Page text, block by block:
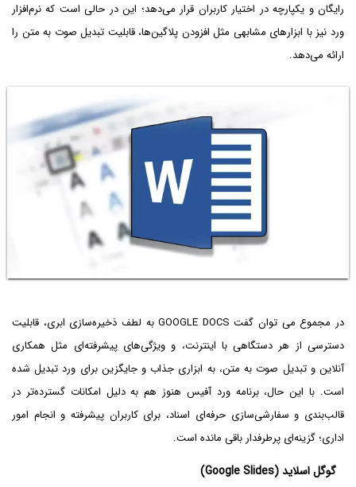
رایگان و یکپارچه در اختیار کاربران قرار می‌دهد؛ این در حالی است که نرم‌افزار
ورد نیز با ابزارهای مشابهی مثل افزودن پلاگین‌ها، قابلیت تبدیل صوت به متن را
ارائه می‌دهد.
در مجموع می توان گفت GOOGLE DOCS به لطف ذخیره‌سازی ابری، قابلیت
دسترسی از هر دستگاهی با اینترنت، و ویژگی‌های پیشرفته‌ای مثل همکاری
آنلاین و تبدیل صوت به متن، به ابزاری جذاب و جایگزین برای ورد تبدیل شده
است. با این حال، برنامه ورد آفیس هنوز هم به دلیل امکانات گسترده‌تر در
قالب‌بندی و سفارشی‌سازی حرفه‌ای اسناد، برای کاربران پیشرفته و انجام امور
اداری؛ گزینه‌ای پرطرفدار باقی مانده است.
گوگل اسلاید (Google Slides)